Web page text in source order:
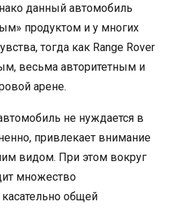
данный автомобиль
продуктом и у многих
тогда как Range Rover
весьма авторитетным и
арене.
не нуждается в
привлекает внимание
видом. При этом вокруг
множество
общей